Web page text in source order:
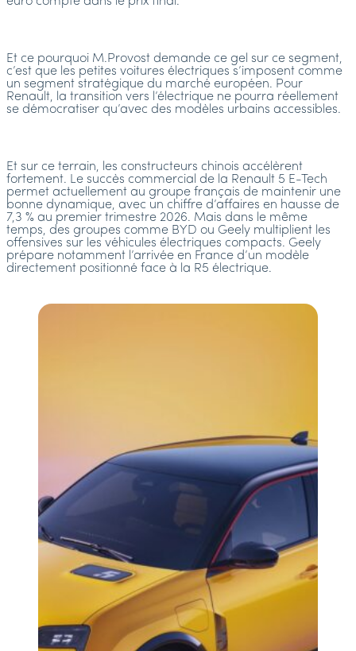
Et ce pourquoi M.Provost demande ce gel sur ce segment,
c’est que les petites voitures électriques s’imposent comme
un segment stratégique du marché européen. Pour
Renault, la transition vers l’électrique ne pourra réellement
se démocratiser qu’avec des modèles urbains accessibles.
Et sur ce terrain, les constructeurs chinois accélèrent
fortement. Le succès commercial de la Renault 5 E-Tech
permet actuellement au groupe français de maintenir une
bonne dynamique, avec un chiffre d’affaires en hausse de
7,3 % au premier trimestre 2026. Mais dans le même
temps, des groupes comme BYD ou Geely multiplient les
offensives sur les véhicules électriques compacts. Geely
prépare notamment l’arrivée en France d’un modèle
directement positionné face à la R5 électrique.